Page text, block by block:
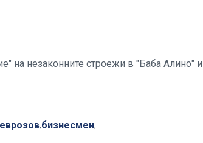
на незаконните строежи в "Баба Алино" и
,бизнесмен,